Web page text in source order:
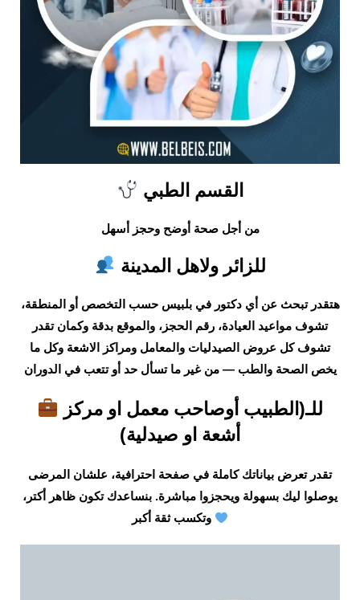
القسم الطبي
من أجل صحة أوضح وحجز أسهل
للزائر ولاهل المدينة
هتقدر تبحث عن أي دكتور في بلبيس حسب التخصص أو المنطقة،
تشوف مواعيد العيادة، رقم الحجز، والموقع بدقة وكمان تقدر
تشوف كل عروض الصيدليات والمعامل ومراكز الاشعة وكل ما
يخص الصحة والطب — من غير ما تسأل حد أو تتعب في الدوران
أشعة او صيدلية)
تقدر تعرض بياناتك كاملة في صفحة احترافية، علشان المرضى
يوصلوا ليك بسهولة ويحجزوا مباشرة. بنساعدك تكون ظاهر أكتر،
وتكسب ثقة أكبر